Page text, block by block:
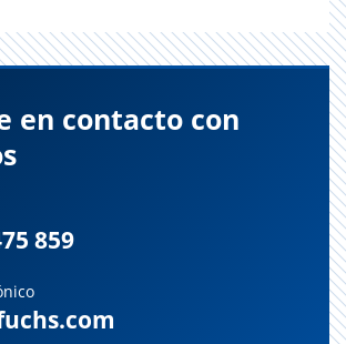
en contacto con
859